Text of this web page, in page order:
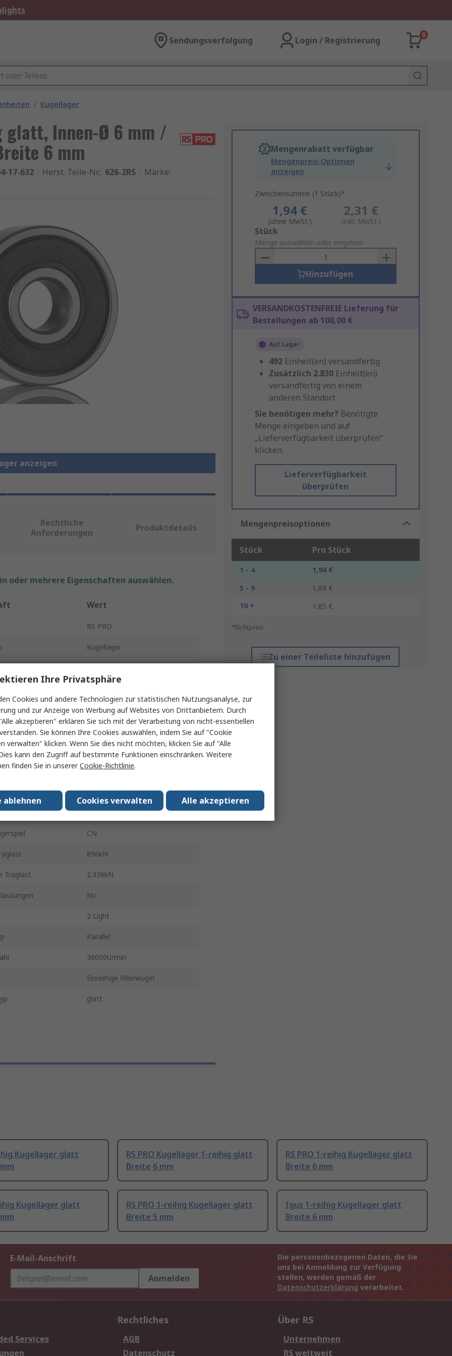
Sendungsverfolgung Login / Registrierung
0
/ Kugellager
glatt, Innen-Ø 6 mm /
6 mm
17-632 Herst. Teile-Nr.: 626-2RS Marke:
anzeigen
Mengenrabatt verfügbar
Mengenpreis-Optionen
anzeigen
Zwischensumme (1 Stück)*
1,94 €
(ohne MwSt.)
2,31 €
(inkl. MwSt.)
Add
to
Basket
Stück
Menge auswählen oder eingeben
Hinzufügen
VERSANDKOSTENFREIE Lieferung für
Bestellungen ab 100,00 €
Auf Lager
492 Einheit(en) versandfertig
Zusätzlich 2.830 Einheit(en)
versandfertig von einem
anderen Standort
Sie benötigen mehr? Benötigte
Menge eingeben und auf
„Lieferverfügbarkeit überprüfen“
klicken.
Lieferverfügbarkeit
überprüfen
Mengenpreisoptionen
Stück Pro Stück
1 - 4
1,94 €
5 - 9
1,89 €
10 +
1,85 €
*Richtpreis
Zu einer Teileliste hinzufügen
Rechtliche
Anforderungen
Produktdetails
oder mehrere Eigenschaften auswählen.
Wert
RS PRO
Kugellager
6mm
Stahl
Stahl
Stahl
Gekapselt
1
CN
896kN
Traglast 2.336kN
No
2 Light
Parallel
36000U/min
Einreihige Rillenkugel
glatt
Kugellager glatt
RS PRO Kugellager 1-reihig glatt
Breite 6 mm
RS PRO 1-reihig Kugellager glatt
Breite 6 mm
Kugellager glatt
RS PRO 1-reihig Kugellager glatt
Breite 5 mm
Igus 1-reihig Kugellager glatt
Breite 6 mm
E-Mail-Anschrift
Anmelden
Die personenbezogenen Daten, die Sie
uns bei Anmeldung zur Verfügung
stellen, werden gemäß der
Datenschutzerklärung verarbeitet.
Services
Rechtliches
AGB
Datenschutz
Über RS
Unternehmen
RS weltweit
Ihre Privatsphäre
Cookies und andere Technologien zur statistischen Nutzungsanalyse, zur
und zur Anzeige von Werbung auf Websites von Drittanbietern. Durch
akzeptieren" erklären Sie sich mit der Verarbeitung von nicht-essentiellen
Sie können Ihre Cookies auswählen, indem Sie auf "Cookie
verwalten" klicken. Wenn Sie dies nicht möchten, klicken Sie auf "Alle
kann den Zugriff auf bestimmte Funktionen einschränken. Weitere
finden Sie in unsererCookie-Richtlinie.
Alle akzeptieren
Cookies verwalten
ablehnen